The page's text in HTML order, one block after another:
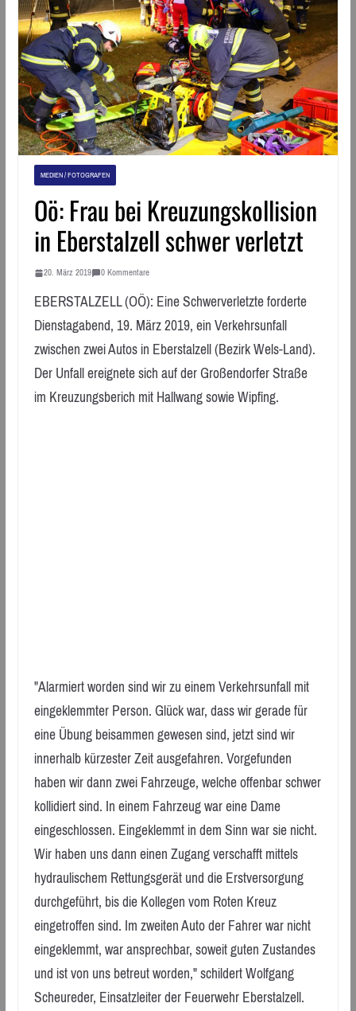
MEDIEN / FOTOGRAFEN
Oö: Frau bei Kreuzungskollision
in Eberstalzell schwer verletzt
20. März 2019 0 Kommentare
EBERSTALZELL (OÖ): Eine Schwerverletzte forderte
Dienstagabend, 19. März 2019, ein Verkehrsunfall
zwischen zwei Autos in Eberstalzell (Bezirk Wels-Land).
Der Unfall ereignete sich auf der Großendorfer Straße
im Kreuzungsberich mit Hallwang sowie Wipfing.
"Alarmiert worden sind wir zu einem Verkehrsunfall mit
eingeklemmter Person. Glück war, dass wir gerade für
eine Übung beisammen gewesen sind, jetzt sind wir
innerhalb kürzester Zeit ausgefahren. Vorgefunden
haben wir dann zwei Fahrzeuge, welche offenbar schwer
kollidiert sind. In einem Fahrzeug war eine Dame
eingeschlossen. Eingeklemmt in dem Sinn war sie nicht.
Wir haben uns dann einen Zugang verschafft mittels
hydraulischem Rettungsgerät und die Erstversorgung
durchgeführt, bis die Kollegen vom Roten Kreuz
eingetroffen sind. Im zweiten Auto der Fahrer war nicht
eingeklemmt, war ansprechbar, soweit guten Zustandes
und ist von uns betreut worden," schildert Wolfgang
Scheureder, Einsatzleiter der Feuerwehr Eberstalzell.